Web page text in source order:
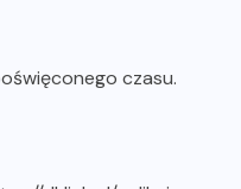
czasu.